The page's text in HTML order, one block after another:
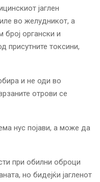
јаглен
во желудникот, а
број органски и
присутните токсини,
и не оди во
отрови се
нус појави, а може да
при обилни оброци
но бидејќи јагленот